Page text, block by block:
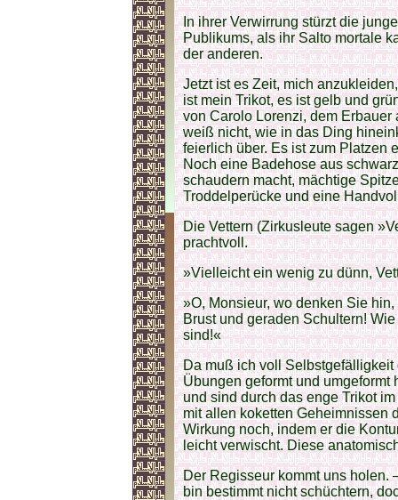
In ihrer Verwirrung stürzt die
Publikums, als ihr Salto mortale
der anderen.
Jetzt ist es Zeit, mich
ist mein Trikot, es ist gelb und
von Carolo Lorenzi, dem
weiß nicht, wie in das Ding
feierlich über. Es ist zum Platzen
Noch eine Badehose aus
schaudern macht, mächtige
Troddelperücke und eine
Die Vettern (Zirkusleute sagen
prachtvoll.
»Vielleicht ein wenig zu dünn,
»O, Monsieur, wo denken Sie
Brust und geraden Schultern!
sind!«
Da muß ich voll
Übungen geformt und
und sind durch das enge Trikot
mit allen koketten Geheimnissen
Wirkung noch, indem er die
leicht verwischt. Diese
Der Regisseur kommt uns holen.
bin bestimmt nicht schüchtern,